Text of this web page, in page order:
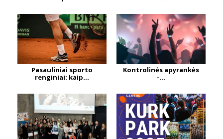
Pasauliniai sporto
renginiai: kaip...
Kontrolinės apyrankės
–...